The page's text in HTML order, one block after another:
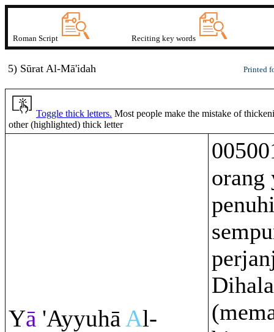
Roman Script Reciting key words
5) Sūrat Al-Mā'idah Printed
Toggle thick letters. Most people make the mistake of
other (highlighted) thick letter
Yā 'AyyuhāAl-
orang